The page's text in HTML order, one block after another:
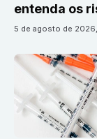
entenda os
5 de agosto de 2026